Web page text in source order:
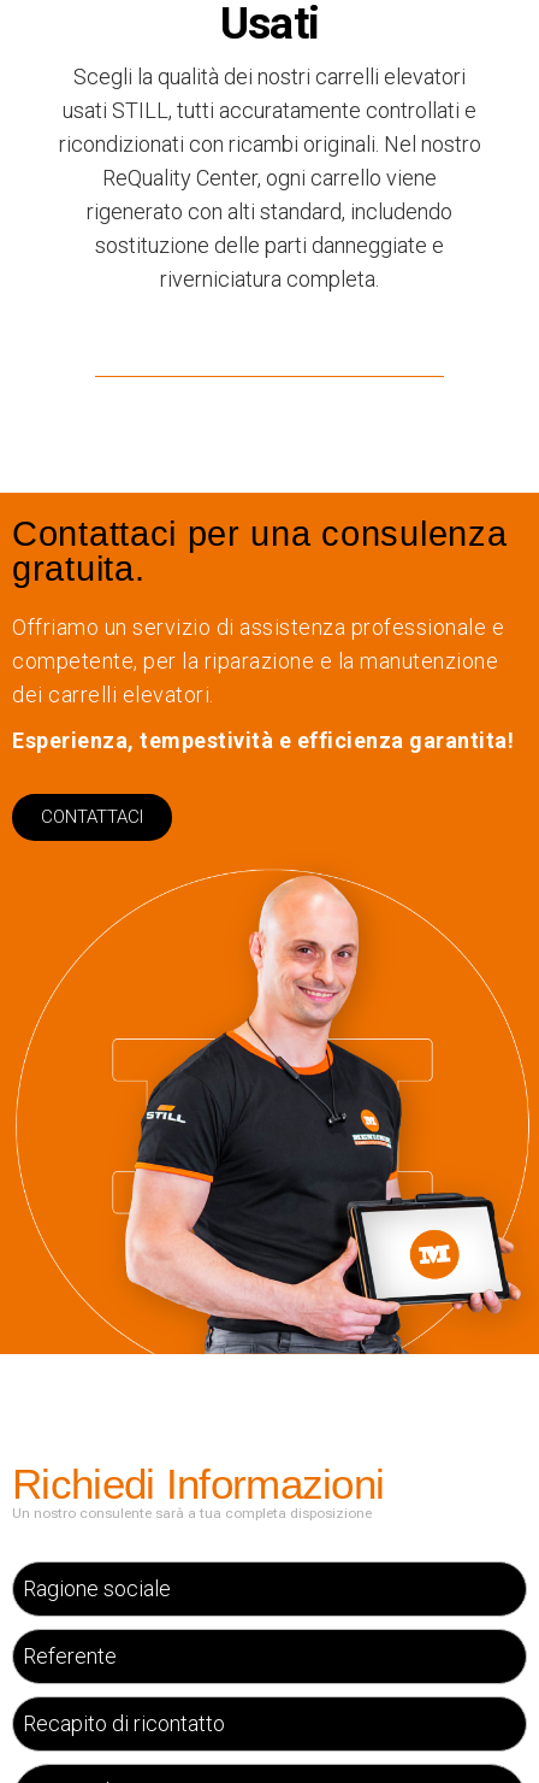
Usati
Scegli la qualità dei nostri carrelli elevatori
usati STILL, tutti accuratamente controllati e
ricondizionati con ricambi originali. Nel nostro
ReQuality Center, ogni carrello viene
rigenerato con alti standard, includendo
sostituzione delle parti danneggiate e
riverniciatura completa.
Contattaci per una consulenza
gratuita.
Offriamo un servizio di assistenza professionale e
competente, per la riparazione e la manutenzione
dei carrelli elevatori.
Esperienza, tempestività e efficienza garantita!
CONTATTACI
Richiedi Informazioni
Un nostro consulente sarà a tua completa disposizione